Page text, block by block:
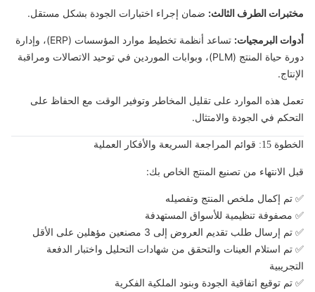
مختبرات الطرف الثالث: ضمان إجراء اختبارات الجودة بشكل مستقل.
أدوات البرمجيات:
تساعد أنظمة تخطيط موارد المؤسسات (ERP)، وإدارة
دورة حياة المنتج (PLM)، وبوابات الموردين في توحيد الاتصالات ومراقبة
الإنتاج.
تعمل هذه الموارد على تقليل المخاطر وتوفير الوقت مع الحفاظ على
التحكم في الجودة والامتثال.
الخطوة 15: قوائم المراجعة السريعة والأفكار العملية
قبل الانتهاء من تصنيع المنتج الخاص بك:
✅ تم إكمال ملخص المنتج وتفصيله
✅ مصفوفة تنظيمية للأسواق المستهدفة
✅ تم إرسال طلب تقديم العروض إلى 3 مصنعين مؤهلين على الأقل
✅ تم استلام العينات والتحقق من شهادات التحليل واختبار الدفعة
التجريبية
✅ تم توقيع اتفاقية الجودة وبنود الملكية الفكرية